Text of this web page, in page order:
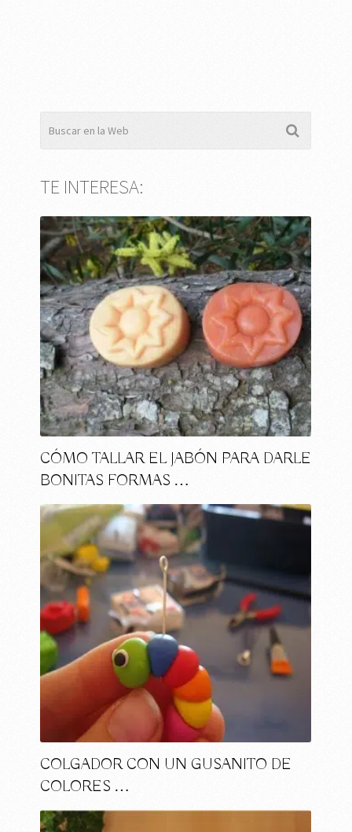
TE INTERESA:
CÓMO TALLAR EL JABÓN PARA DARLE
BONITAS FORMAS …
COLGADOR CON UN GUSANITO DE
COLORES …